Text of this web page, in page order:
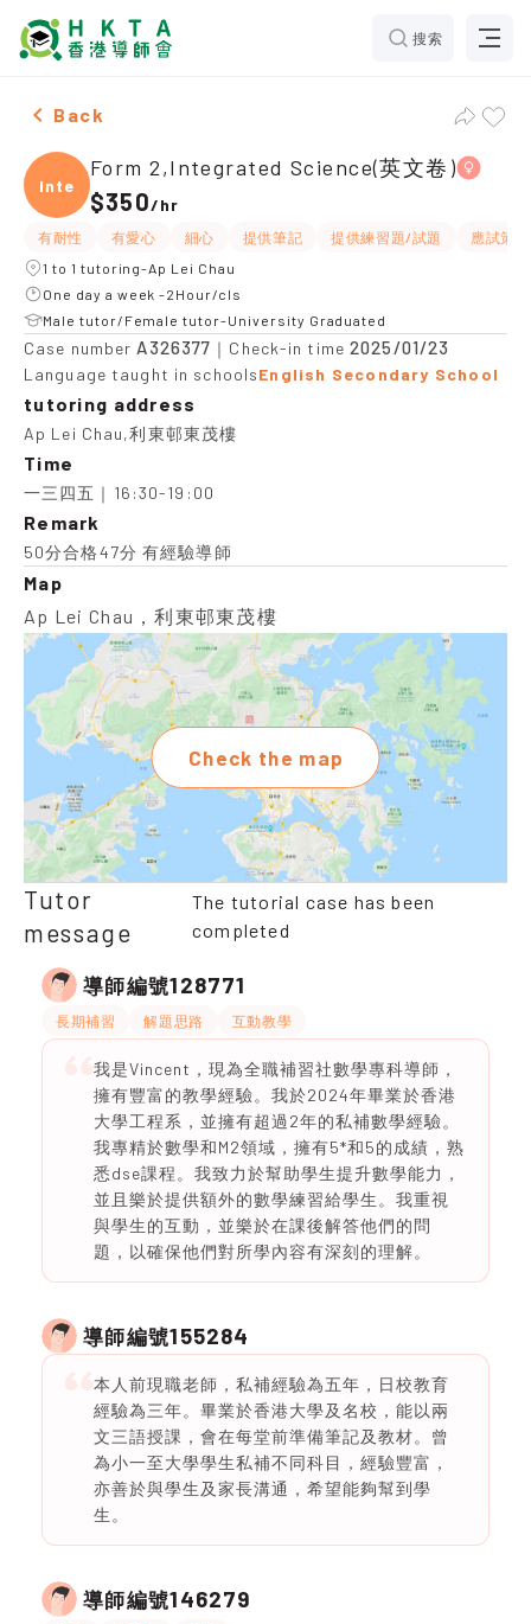
搜索
Female Form 2,Integrated Science(英文卷)，Ap Lei
Back
Integ
Form 2,Integrated Science(英文卷)
$350/hr
有耐性 有愛心 細心 提供筆記 提供練習題/試題
應試策略
1 to 1 tutoring-Ap Lei Chau
One day a week -2Hour/cls
Male tutor/Female tutor-University Graduated
Case number A326377 ｜Check-in time2025/01/23
Language taught in schoolsEnglish Secondary School
tutoring address
Ap Lei Chau,利東邨東茂樓
Time
一三四五｜16:30-19:00
Remark
50分合格47分 有經驗導師
Map
Ap Lei Chau，利東邨東茂樓
Check the map
Tutor
message
The tutorial case has been
completed
導師編號128771
長期補習 解題思路 互動教學
我是Vincent，現為全職補習社數學專科導師，
擁有豐富的教學經驗。我於2024年畢業於香港
大學工程系，並擁有超過2年的私補數學經驗。
我專精於數學和M2領域，擁有5*和5的成績，熟
悉dse課程。我致力於幫助學生提升數學能力，
並且樂於提供額外的數學練習給學生。我重視
與學生的互動，並樂於在課後解答他們的問
題，以確保他們對所學內容有深刻的理解。
導師編號155284
本人前現職老師，私補經驗為五年，日校教育
經驗為三年。畢業於香港大學及名校，能以兩
文三語授課，會在每堂前準備筆記及教材。曾
為小一至大學學生私補不同科目，經驗豐富，
亦善於與學生及家長溝通，希望能夠幫到學
生。
導師編號146279